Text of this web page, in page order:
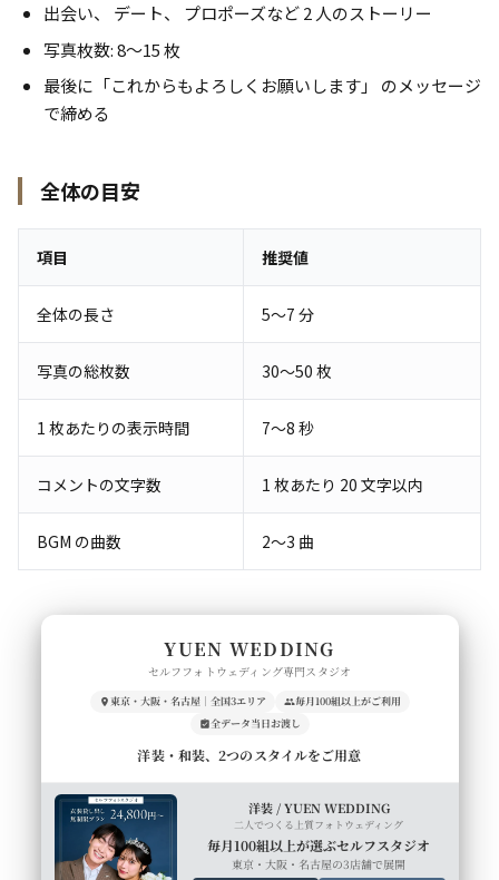
出会い、 デート、 プロポーズなど 2 人のストーリー
写真枚数: 8〜15 枚
最後に「これからもよろしくお願いします」 のメッセージ
で締める
全体の目安
項目 推奨値
全体の長さ 5〜7 分
写真の総枚数 30〜50 枚
1 枚あたりの表示時間 7〜8 秒
コメントの文字数 1 枚あたり 20 文字以内
BGM の曲数 2〜3 曲
YUEN WEDDING
セルフフォトウェディング専門スタジオ
東京・大阪・名古屋｜全国3エリア
毎月100組以上がご利用
全データ当日お渡し
洋装・和装、2つのスタイルをご用意
洋装 / YUEN WEDDING
二人でつくる上質フォトウェディング
毎月100組以上が選ぶセルフスタジオ
東京・大阪・名古屋の3店舗で展開